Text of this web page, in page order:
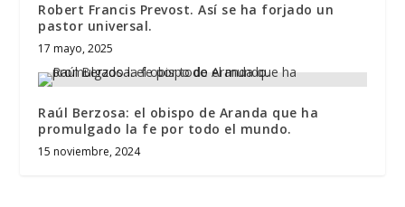
Robert Francis Prevost. Así se ha forjado un
pastor universal.
17 mayo, 2025
Raúl Berzosa: el obispo de Aranda que ha
promulgado la fe por todo el mundo.
15 noviembre, 2024